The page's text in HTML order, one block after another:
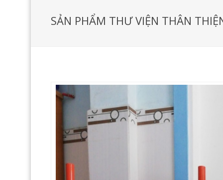
SẢN PHẨM THƯ VIỆN THÂN